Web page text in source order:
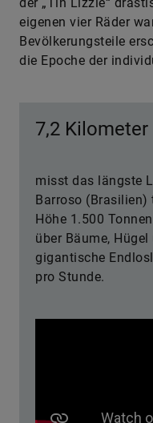
eigenen vier Räder
Bevölkerungsteile
die Epoche der
7,2 Kilometer
misst das längste
Barroso
Höhe 1.500
über Bäume,
gigantische
pro Stunde.